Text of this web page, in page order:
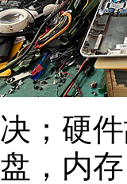
决；硬
盘，内